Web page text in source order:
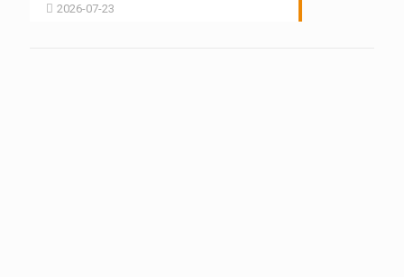
2026-07-23